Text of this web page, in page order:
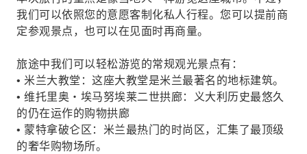
我们可以依照您的意愿客制化私人行程。您可以提前商
定参观景点，也可以在见面时再商量。
旅途中我们可以轻松游览的常规观光景点有：
• 米兰大教堂：这座大教堂是米兰最著名的地标建筑。
• 维托里奥‧埃马努埃莱二世拱廊：义大利历史最悠久
的仍在运作的购物拱廊
• 蒙特拿破仑区：米兰最热门的时尚区，汇集了最顶级
的奢华购物场所。